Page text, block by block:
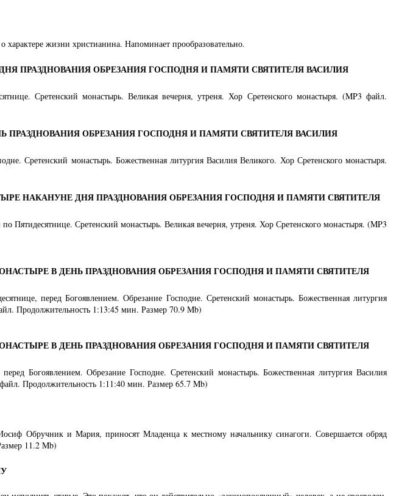
жизни христианина. Напоминает прообразовательно.
ПРАЗДНОВАНИЯ ОБРЕЗАНИЯ ГОСПОДНЯ И ПАМЯТИ СВЯТИТЕЛЯ ВАСИЛИЯ
Сретенский монастырь. Великая вечерня, утреня. Хор Сретенского монастыря. (MP3 файл.
ОБРЕЗАНИЯ ГОСПОДНЯ И ПАМЯТИ СВЯТИТЕЛЯ ВАСИЛИЯ
Сретенский монастырь. Божественная литургия Василия Великого. Хор Сретенского монастыря.
НАКАНУНЕ ДНЯ ПРАЗДНОВАНИЯ ОБРЕЗАНИЯ ГОСПОДНЯ И ПАМЯТИ СВЯТИТЕЛЯ
Пятидесятнице. Сретенский монастырь. Великая вечерня, утреня. Хор Сретенского монастыря. (MP3
В ДЕНЬ ПРАЗДНОВАНИЯ ОБРЕЗАНИЯ ГОСПОДНЯ И ПАМЯТИ СВЯТИТЕЛЯ
перед Богоявлением. Обрезание Господне. Сретенский монастырь. Божественная литургия
Продолжительность 1:13:45 мин. Размер 70.9 Mb)
В ДЕНЬ ПРАЗДНОВАНИЯ ОБРЕЗАНИЯ ГОСПОДНЯ И ПАМЯТИ СВЯТИТЕЛЯ
Богоявлением. Обрезание Господне. Сретенский монастырь. Божественная литургия Василия
Продолжительность 1:11:40 мин. Размер 65.7 Mb)
Обручник и Мария, приносят Младенца к местному начальнику синагоги. Совершается обряд
11.2 Mb)